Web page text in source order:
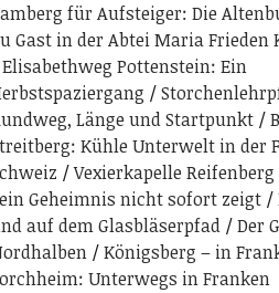
für Aufsteiger: Die
Gast in der Abtei Maria
Elisabethweg Pottenstein: Ein
Länge und Startpunkt
Kühle Unterwelt in der
Vexierkapelle
Geheimnis nicht sofort zeigt
auf dem Glasbläserpfad
Der
Königsberg – in
Unterwegs in Franken